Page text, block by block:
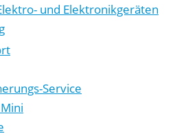
und Elektronikgeräten
Service